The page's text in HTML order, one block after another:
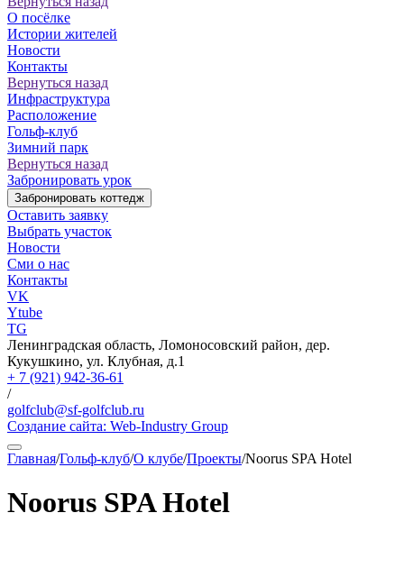
О посёлке
Истории жителей
Новости
Контакты
Вернуться назад
Инфраструктура
Расположение
Гольф-клуб
Зимний парк
Вернуться назад
Забронировать урок
Забронировать коттедж
Оставить заявку
Выбрать участок
Новости
Сми о нас
Контакты
VK
Ytube
TG
Ленинградская область, Ломоносовский район, дер.
Кукушкино, ул. Клубная, д.1
+ 7 (921) 942-36-61
/
golfclub@sf-golfclub.ru
Создание сайта: Web-Industry Group
Главная/Гольф-клуб/О клубе/Проекты/Noorus SPA Hotel
Noorus SPA Hotel